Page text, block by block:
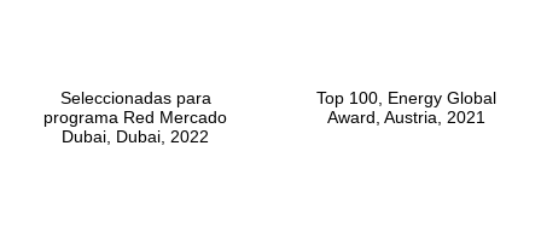
Seleccionadas para
programa Red Mercado
Dubai, Dubai, 2022
Top 100, Energy Global
Award, Austria, 2021